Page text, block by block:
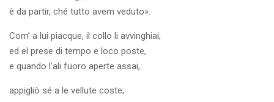
è da partir, ché tutto avem veduto».
Com’ a lui piacque, il collo li avvinghiai;
ed el prese di tempo e loco poste,
e quando l’ali fuoro aperte assai,
appigliò sé a le vellute coste;